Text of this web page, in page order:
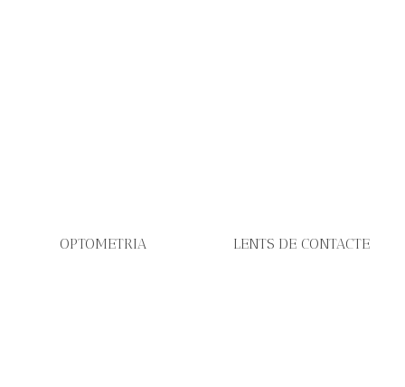
OPTOMETRIA LENTS DE CONTACTE